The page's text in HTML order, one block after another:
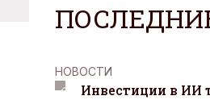
НОВОСТИ
Инвестиции в ИИ